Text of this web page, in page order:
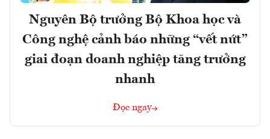
Nguyên Bộ trưởng Bộ Khoa học và
Công nghệ cảnh báo những “vết nứt”
giai đoạn doanh nghiệp tăng trưởng
nhanh
Đọc ngay